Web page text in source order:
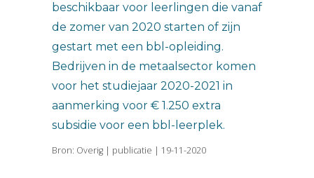
beschikbaar voor leerlingen die vanaf
de zomer van 2020 starten of zijn
gestart met een bbl-opleiding.
Bedrijven in de metaalsector komen
voor het studiejaar 2020-2021 in
aanmerking voor € 1.250 extra
subsidie voor een bbl-leerplek.
Bron: Overig | publicatie | 19-11-2020